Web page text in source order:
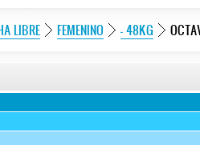
LIBRE FEMENINO - 48KG